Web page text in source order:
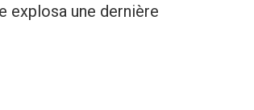
explosa une dernière